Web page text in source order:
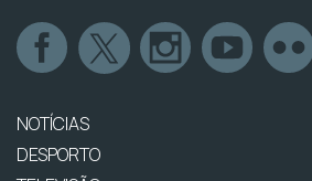
NOTÍCIAS
DESPORTO